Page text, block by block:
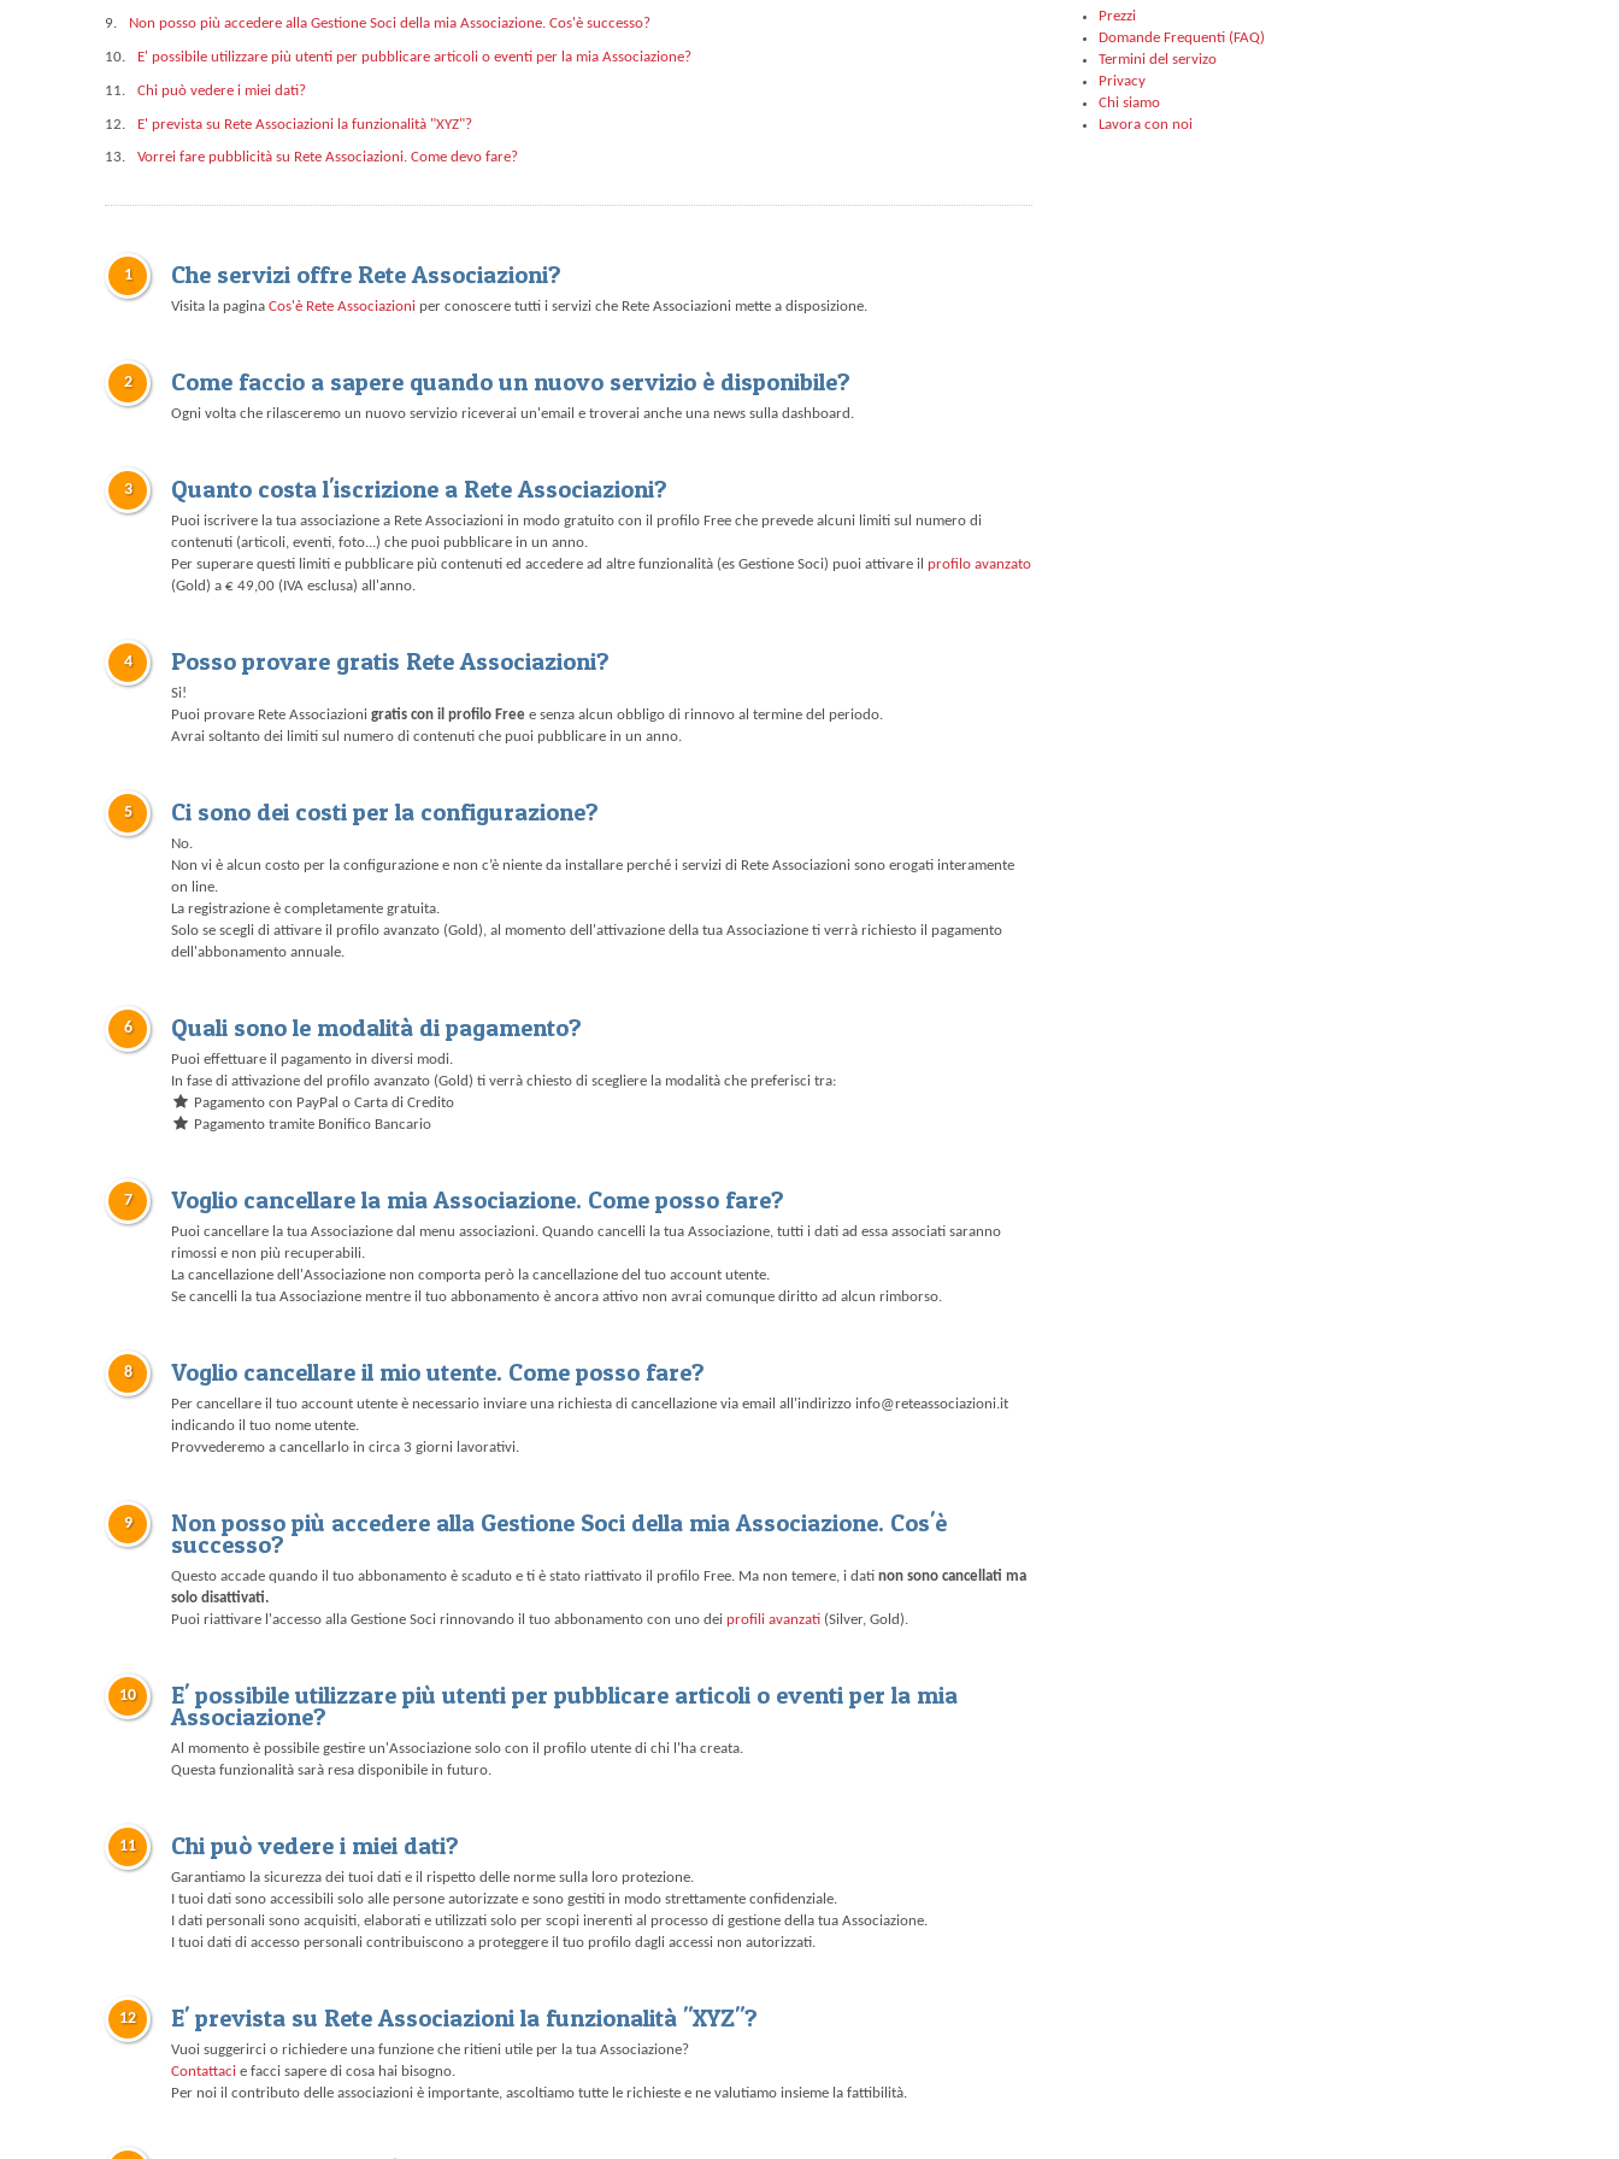
9. Non posso più accedere alla Gestione Soci della mia Associazione. Cos'è successo?
10. E' possibile utilizzare più utenti per pubblicare articoli o eventi per la mia Associazione?
11. Chi può vedere i miei dati?
12. E' prevista su Rete Associazioni la funzionalità "XYZ"?
13. Vorrei fare pubblicità su Rete Associazioni. Come devo fare?
1 Che servizi offre Rete Associazioni?
Visita la pagina Cos'è Rete Associazioni per conoscere tutti i servizi che Rete Associazioni mette a disposizione.
2 Come faccio a sapere quando un nuovo servizio è disponibile?
Ogni volta che rilasceremo un nuovo servizio riceverai un'email e troverai anche una news sulla dashboard.
3 Quanto costa l'iscrizione a Rete Associazioni?
Puoi iscrivere la tua associazione a Rete Associazioni in modo gratuito con il profilo Free che prevede alcuni limiti sul numero di
contenuti (articoli, eventi, foto...) che puoi pubblicare in un anno.
Per superare questi limiti e pubblicare più contenuti ed accedere ad altre funzionalità (es Gestione Soci) puoi attivare il profilo avanzato
(Gold) a € 49,00 (IVA esclusa) all'anno.
4 Posso provare gratis Rete Associazioni?
Si!
Puoi provare Rete Associazioni gratis con il profilo Free e senza alcun obbligo di rinnovo al termine del periodo.
Avrai soltanto dei limiti sul numero di contenuti che puoi pubblicare in un anno.
5 Ci sono dei costi per la configurazione?
No.
Non vi è alcun costo per la configurazione e non c’è niente da installare perché i servizi di Rete Associazioni sono erogati interamente
on line.
La registrazione è completamente gratuita.
Solo se scegli di attivare il profilo avanzato (Gold), al momento dell'attivazione della tua Associazione ti verrà richiesto il pagamento
dell'abbonamento annuale.
6 Quali sono le modalità di pagamento?
Puoi effettuare il pagamento in diversi modi.
In fase di attivazione del profilo avanzato (Gold) ti verrà chiesto di scegliere la modalità che preferisci tra:
Pagamento con PayPal o Carta di Credito
Pagamento tramite Bonifico Bancario
7 Voglio cancellare la mia Associazione. Come posso fare?
Puoi cancellare la tua Associazione dal menu associazioni. Quando cancelli la tua Associazione, tutti i dati ad essa associati saranno
rimossi e non più recuperabili.
La cancellazione dell'Associazione non comporta però la cancellazione del tuo account utente.
Se cancelli la tua Associazione mentre il tuo abbonamento è ancora attivo non avrai comunque diritto ad alcun rimborso.
8 Voglio cancellare il mio utente. Come posso fare?
Per cancellare il tuo account utente è necessario inviare una richiesta di cancellazione via email all'indirizzo info@reteassociazioni.it
indicando il tuo nome utente.
Provvederemo a cancellarlo in circa 3 giorni lavorativi.
9 Non posso più accedere alla Gestione Soci della mia Associazione. Cos'è
successo?
Questo accade quando il tuo abbonamento è scaduto e ti è stato riattivato il profilo Free. Ma non temere, i dati non sono cancellati ma
solo disattivati.
Puoi riattivare l'accesso alla Gestione Soci rinnovando il tuo abbonamento con uno dei profili avanzati (Silver, Gold).
10 E' possibile utilizzare più utenti per pubblicare articoli o eventi per la mia
Associazione?
Al momento è possibile gestire un'Associazione solo con il profilo utente di chi l'ha creata.
Questa funzionalità sarà resa disponibile in futuro.
11 Chi può vedere i miei dati?
Garantiamo la sicurezza dei tuoi dati e il rispetto delle norme sulla loro protezione.
I tuoi dati sono accessibili solo alle persone autorizzate e sono gestiti in modo strettamente confidenziale.
I dati personali sono acquisiti, elaborati e utilizzati solo per scopi inerenti al processo di gestione della tua Associazione.
I tuoi dati di accesso personali contribuiscono a proteggere il tuo profilo dagli accessi non autorizzati.
12 E' prevista su Rete Associazioni la funzionalità "XYZ"?
Vuoi suggerirci o richiedere una funzione che ritieni utile per la tua Associazione?
Contattaci e facci sapere di cosa hai bisogno.
Per noi il contributo delle associazioni è importante, ascoltiamo tutte le richieste e ne valutiamo insieme la fattibilità.
Prezzi
Domande Frequenti (FAQ)
Termini del servizo
Privacy
Chi siamo
Lavora con noi